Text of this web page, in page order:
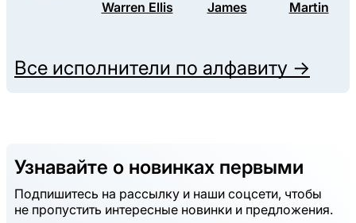
Warren Ellis
James
Martin
Все исполнители по алфавиту →
Узнавайте о новинках первыми
Подпишитесь на рассылку и наши соцсети, чтобы
не пропустить интересные новинки и предложения.